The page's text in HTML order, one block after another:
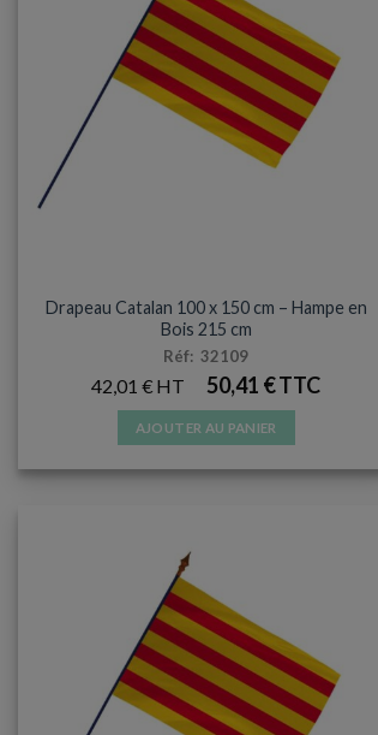
Drapeau Catalan 100 x 150 cm – Hampe en
Bois 215 cm
Réf: 32109
42,01€ 50,41 €
AJOUTER AU PANIER